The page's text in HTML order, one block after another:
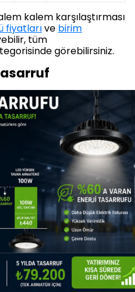
kalem karşılaştırması
fiyatlarıve birim
tüm
görebilirsiniz.